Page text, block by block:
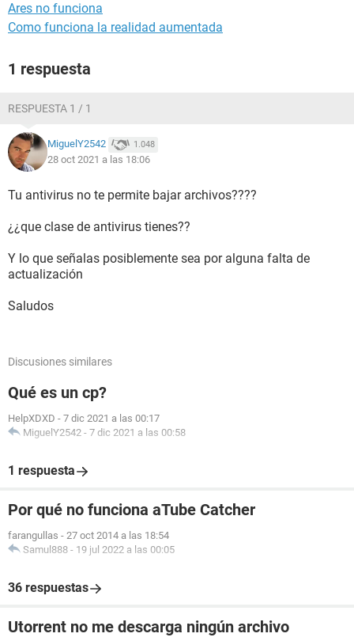
Ares no funciona
Como funciona la realidad aumentada
1 respuesta
RESPUESTA 1 / 1
MiguelY2542 1.048
28 oct 2021 a las 18:06
Tu antivirus no te permite bajar archivos????
¿¿que clase de antivirus tienes??
Y lo que señalas posiblemente sea por alguna falta de
actualización
Saludos
Discusiones similares
Qué es un cp?
HelpXDXD - 7 dic 2021 a las 00:17
MiguelY2542 - 7 dic 2021 a las 00:58
1 respuesta
Por qué no funciona aTube Catcher
farangullas - 27 oct 2014 a las 18:54
Samul888 - 19 jul 2022 a las 00:05
36 respuestas
Utorrent no me descarga ningún archivo